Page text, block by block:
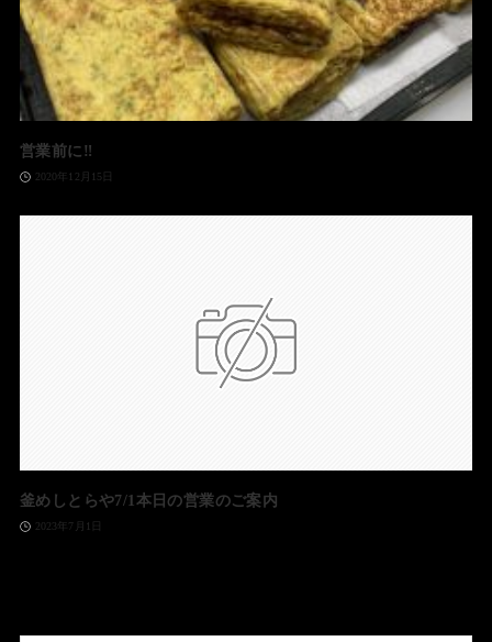
営業前に‼️
2020年12月15日
釜めしとらや7/1本日の営業のご案内
2023年7月1日